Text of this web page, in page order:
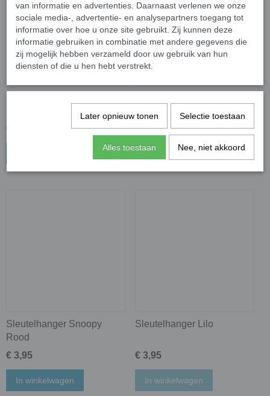
€ 3,95
€ 3,95
In winkelwagen
Sleutelhanger Snoopy
Rood
€ 3,95
In winkelwagen
Sleutelhanger Lilo
€ 3,95
In winkelwagen
van informatie en advertenties. Daarnaast verlenen we onze
sociale media-, advertentie- en analysepartners toegang tot
informatie over hoe u onze site gebruikt. Zij kunnen deze
informatie gebruiken in combinatie met andere gegevens die
zij mogelijk hebben verzameld door uw gebruik van hun
diensten of die u hen hebt verstrekt.
Later opnieuw tonen Selectie toestaan
Alles toestaan Nee, niet akkoord